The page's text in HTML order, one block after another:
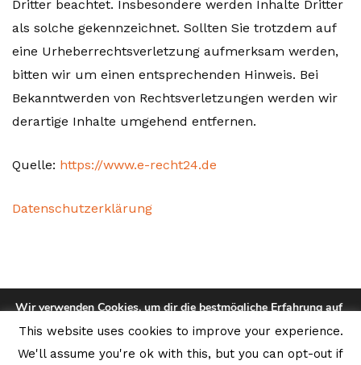
Dritter beachtet. Insbesondere werden Inhalte Dritter
als solche gekennzeichnet. Sollten Sie trotzdem auf
eine Urheberrechtsverletzung aufmerksam werden,
bitten wir um einen entsprechenden Hinweis. Bei
Bekanntwerden von Rechtsverletzungen werden wir
derartige Inhalte umgehend entfernen.
Quelle: https://www.e-recht24.de
Datenschutzerklärung
TASCHEN, RUCKSÄCKE USW.
This website uses cookies to improve your experience.
We'll assume you're ok with this, but you can opt-out if
Wir verwenden Cookies, um dir die bestmögliche Erfahrung auf
Du kannst mehr darüber erfahren, welche Cookies wir
verwenden, oder sie unterEinstellungendeaktivieren.